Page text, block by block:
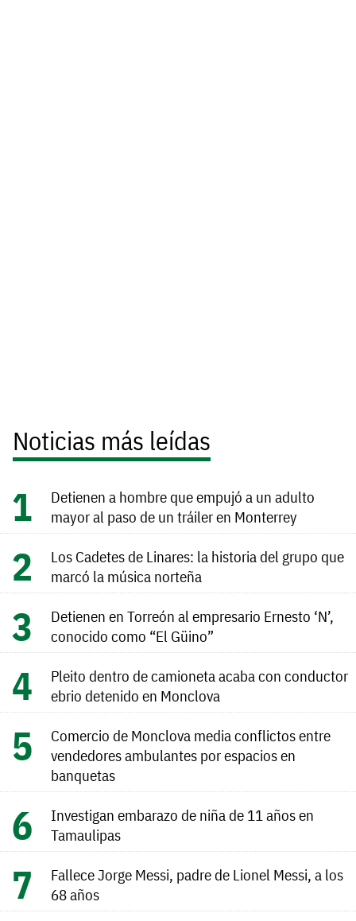
Noticias más leídas
Detienen a hombre que empujó a un adulto
mayor al paso de un tráiler en Monterrey
Los Cadetes de Linares: la historia del grupo que
marcó la música norteña
Detienen en Torreón al empresario Ernesto ‘N’,
conocido como “El Güino”
Pleito dentro de camioneta acaba con conductor
ebrio detenido en Monclova
Comercio de Monclova media conflictos entre
vendedores ambulantes por espacios en
banquetas
Investigan embarazo de niña de 11 años en
Tamaulipas
Fallece Jorge Messi, padre de Lionel Messi, a los
68 años